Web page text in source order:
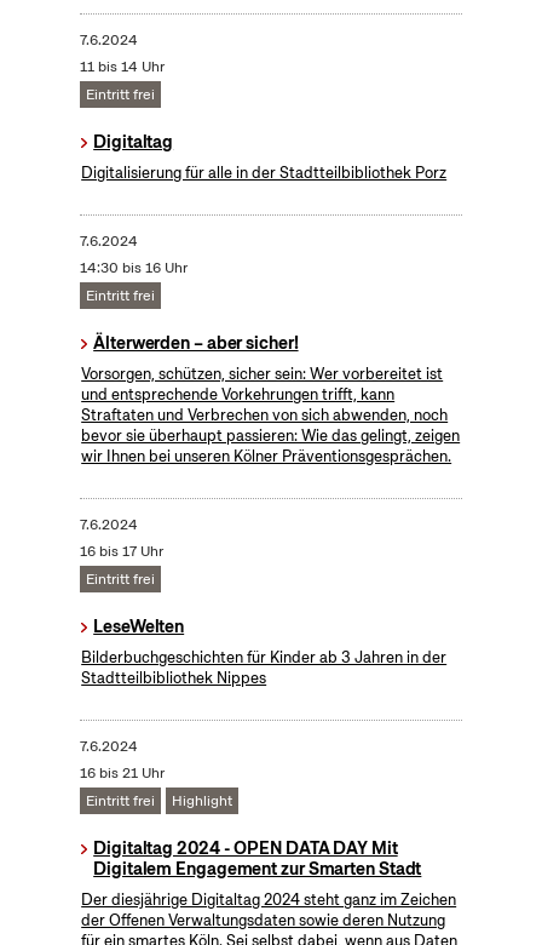
7.6.2024
11 bis 14 Uhr
Eintritt frei
Digitaltag
Digitalisierung für alle in der Stadtteilbibliothek Porz
7.6.2024
14:30 bis 16 Uhr
Eintritt frei
Älterwerden – aber sicher!
Vorsorgen, schützen, sicher sein: Wer vorbereitet ist
und entsprechende Vorkehrungen trifft, kann
Straftaten und Verbrechen von sich abwenden, noch
bevor sie überhaupt passieren: Wie das gelingt, zeigen
wir Ihnen bei unseren Kölner Präventionsgesprächen.
7.6.2024
16 bis 17 Uhr
Eintritt frei
LeseWelten
Bilderbuchgeschichten für Kinder ab 3 Jahren in der
Stadtteilbibliothek Nippes
7.6.2024
16 bis 21 Uhr
Eintritt frei
Highlight
Digitaltag 2024 - OPEN DATA DAY Mit
Digitalem Engagement zur Smarten Stadt
Der diesjährige Digitaltag 2024 steht ganz im Zeichen
der Offenen Verwaltungsdaten sowie deren Nutzung